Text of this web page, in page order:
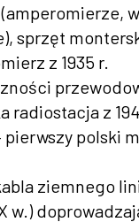
sprzęt
z 1935 r.
radiostacja z
pierwszy polski
ziemnego
w.)